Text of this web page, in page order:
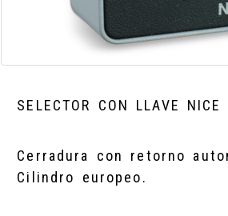
SELECTOR CON LLAVE NICE
Cerradura con retorno
Cilindro europeo.